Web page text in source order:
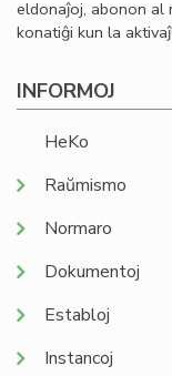
eldonaĵoj, abonon al
konatiĝi kun la
INFORMOJ
HeKo
Raŭmismo
Normaro
Dokumentoj
Establoj
Instancoj